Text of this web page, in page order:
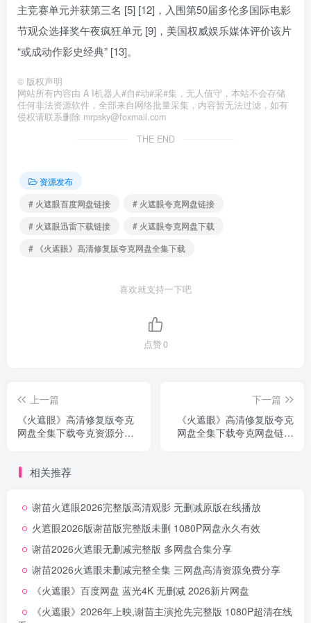
主竞赛单元并获第三名 [5] [12]，入围第50届多伦多国际电影
节观众选择奖午夜疯狂单元 [9]，美国权威娱乐媒体评价该片
“或成动作影史经典” [13]。
© 版权声明
网站所有内容由 A I机器人#自#动#采#集，无人值守，本站不会存储
任何非法资源软件，全部来自网络批量采集，内容暂无法过滤，如有
侵权请联系删除 mrpsky@foxmail.com
THE END
资源发布
# 火遮眼百度网盘链接
# 火遮眼夸克网盘链接
# 火遮眼迅雷下载链接
# 火遮眼夸克网盘下载
# 《火遮眼》高清修复版夸克网盘全集下载
喜欢就支持一下吧
点赞0
上一篇
《火遮眼》高清修复版夸克
网盘全集下载夸克资源分享
下一篇
《火遮眼》高清修复版夸克
网盘全集下载夸克网盘链接
相关推荐
谢苗火遮眼2026完整版高清观影 无删减原版在线播放
火遮眼2026版谢苗版完整版未删 1080P网盘永久有效
谢苗2026火遮眼无删减完整版 多网盘合集分享
谢苗2026火遮眼未删减完整全集 三网盘高清资源免费分享
《火遮眼》百度网盘 蓝光4K 无删减 2026新片网盘
《火遮眼》2026年上映,谢苗主演抢先完整版 1080P超清在线